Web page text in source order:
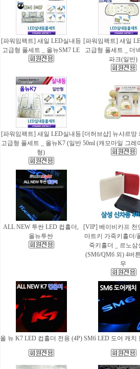
[파워임팩트] 새일 LED실내등
고급형 풀세트 _ 올뉴SM7 LE
[파워임팩트] 새일
고급형 풀세트 _ 더
파크(일반)
[파워임팩트] 새일 LED실내등
고급형 풀세트 _ 올뉴K7 (일반
형)
[더허브샵] 뉴샤르망
50ml (캐모마일 그레
ALL NEW 투싼 LED 컵홀더,
올뉴투싼
[VIP] 베이비카프 천
마트키 가죽키홀더/
죽키홀더 _ 르노삼
(SM6/QM6 외) 4버
무
올 뉴 K7 LED 컵홀더 전용 (4P) SM6 LED 도어 캐치